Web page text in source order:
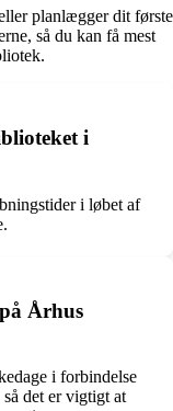
planlægger dit første
så du kan få mest
i
i løbet af
Århus
i forbindelse
det er vigtigt at